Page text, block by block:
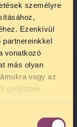
személyre
Ezenkívül
partnereinkkel
vonatkozó
más olyan
vagy az
gyűjtöttek.
vonatkozó
adatot
csak